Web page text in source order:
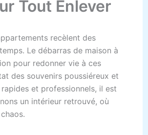
Tout Enlever
recèlent des
Le débarras de maison à
pour redonner vie à ces
des souvenirs poussiéreux et
rapides et professionnels, il est
un intérieur retrouvé, où